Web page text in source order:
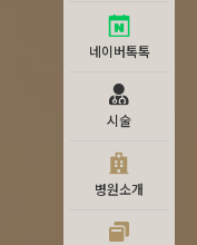
네이버톡톡
시술
병원소개